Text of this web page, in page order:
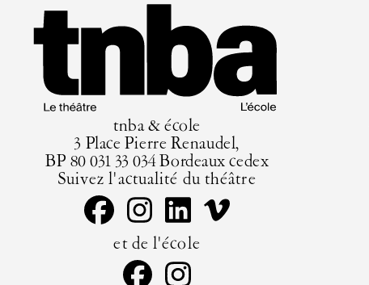
tnba & école
3 Place Pierre Renaudel,
BP 80 031 33 034 Bordeaux cedex
Suivez l'actualité du théâtre
et de l'école